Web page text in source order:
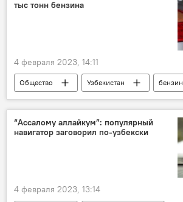
тыс тонн бензина
4 февраля 2023, 14:11
Общество Узбекистан бензин
“Ассалому аллайкум”: популярный
навигатор заговорил по-узбекски
4 февраля 2023, 13:14